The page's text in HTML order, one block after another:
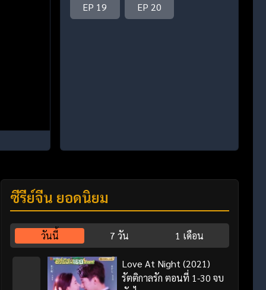
EP 19 EP 20
ซีรี่ย์จีน ยอดนิยม
วันนี้ 7 วัน 1 เดือน
Love At Night (2021)
รัตติกาลรัก ตอนที่ 1-30 จบ